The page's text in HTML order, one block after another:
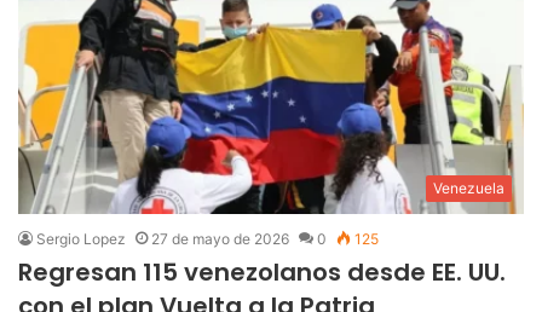
Venezuela
Sergio Lopez 27 de mayo de 2026 0 125
Regresan 115 venezolanos desde EE. UU.